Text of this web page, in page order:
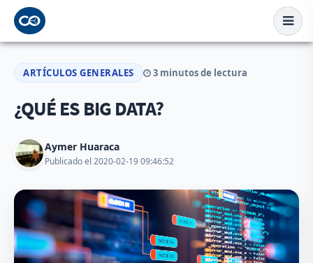
ARTÍCULOS GENERALES 3 minutos de lectura
¿QUÉ ES BIG DATA?
Aymer Huaraca
Publicado el 2020-02-19 09:46:52